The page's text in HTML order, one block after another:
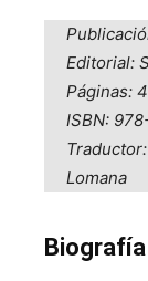
Editorial:
Páginas:
ISBN:
Lomana